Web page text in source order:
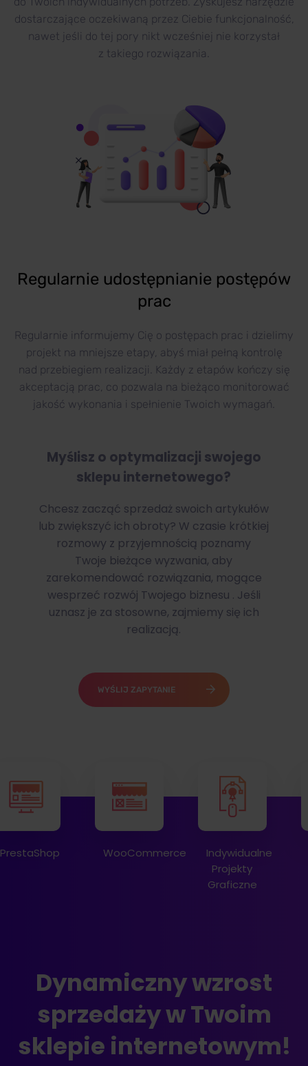
dostarczające oczekiwaną przez Ciebie funkcjonalność,
nawet jeśli do tej pory nikt wcześniej nie korzystał
z takiego rozwiązania.
Regularnie udostępnianie postępów
prac
Regularnie informujemy Cię o postępach prac i dzielimy
projekt na mniejsze etapy, abyś miał pełną kontrolę
nad przebiegiem realizacji. Każdy z etapów kończy się
akceptacją prac, co pozwala na bieżąco monitorować
jakość wykonania i spełnienie Twoich wymagań.
Myślisz o optymalizacji swojego
sklepu internetowego?
Chcesz zacząć sprzedaż swoich artykułów
lub zwiększyć ich obroty? W czasie krótkiej
rozmowy z przyjemnością poznamy
Twoje bieżące wyzwania, aby
zarekomendować rozwiązania, mogące
wesprzeć rozwój Twojego biznesu . Jeśli
uznasz je za stosowne, zajmiemy się ich
realizacją.
WYŚLIJ ZAPYTANIE
WooCommerce
Indywidualne
Dedykowane
Rozwiązania
Dynamiczny wzrost
sprzedaży w Twoim
sklepie internetowym!